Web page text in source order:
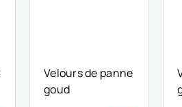
Velours de panne
goud